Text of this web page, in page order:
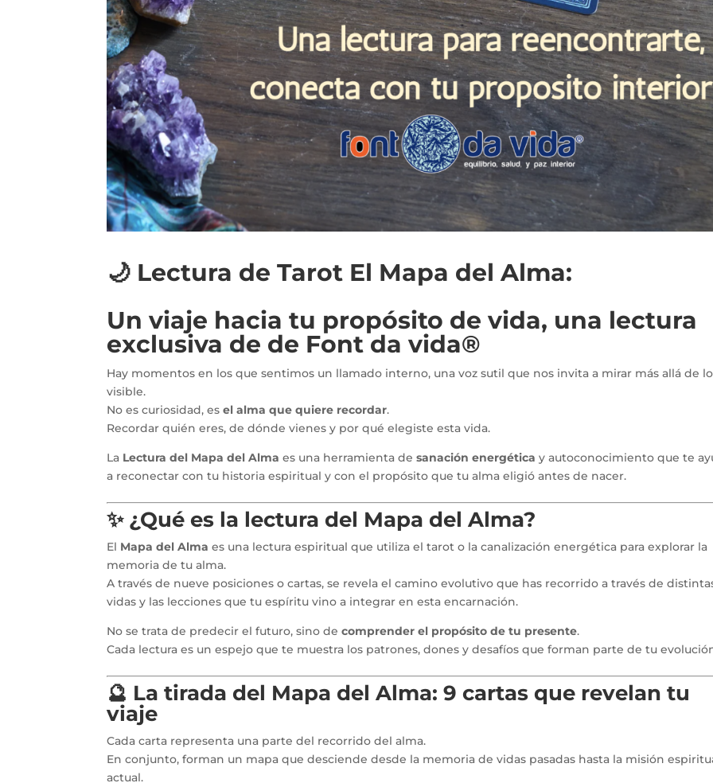
🌙 Lectura de Tarot El Mapa del Alma:
Un viaje hacia tu propósito de vida, una lectura
exclusiva de de Font da vida®
Hay momentos en los que sentimos un llamado interno, una voz sutil que nos invita a mirar más allá de lo
visible.
No es curiosidad, esel alma que quiere recordar.
Recordar quién eres, de dónde vienes y por qué elegiste esta vida.
La Lectura del Mapa del Alma es una herramienta desanación energética y autoconocimiento que te
a reconectar con tu historia espiritual y con el propósito que tu alma eligió antes de nacer.
✨ ¿Qué es la lectura del Mapa del Alma?
El Mapa del Alma es una lectura espiritual que utiliza el tarot o la canalización energética para explorar la
memoria de tu alma.
A través de nueve posiciones o cartas, se revela el camino evolutivo que has recorrido a través de
vidas y las lecciones que tu espíritu vino a integrar en esta encarnación.
No se trata de predecir el futuro, sino decomprender el propósito de tu presente.
Cada lectura es un espejo que te muestra los patrones, dones y desafíos que forman parte de tu
🔮 La tirada del Mapa del Alma: 9 cartas que revelan tu
viaje
Cada carta representa una parte del recorrido del alma.
En conjunto, forman un mapa que desciende desde la memoria de vidas pasadas hasta la misión
actual.